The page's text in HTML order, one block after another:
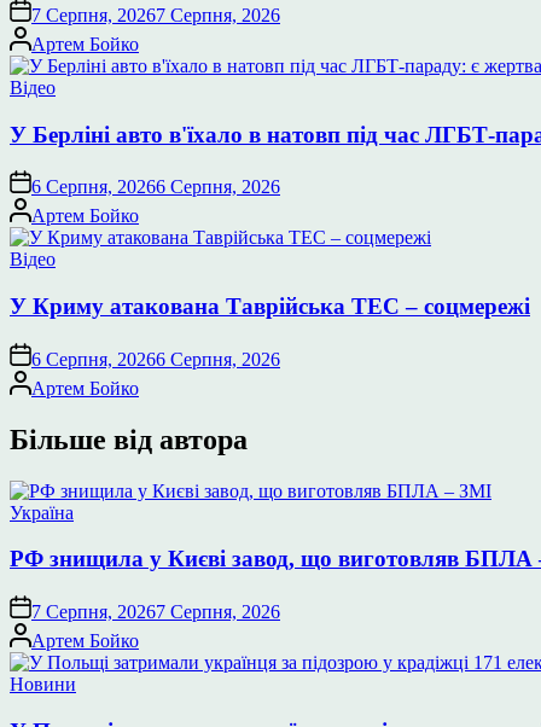
7 Серпня, 20267 Серпня, 2026
Опубліковано
Артем Бойко
Опублікувати
Відео
У Берліні авто в'їхало в натовп під час ЛГБТ-
6 Серпня, 20266 Серпня, 2026
Опубліковано
Артем Бойко
Опублікувати
Відео
У Криму атакована Таврійська ТЕС – соцмережі
6 Серпня, 20266 Серпня, 2026
Опубліковано
Артем Бойко
Більше від автора
Опублікувати
Україна
РФ знищила у Києві завод, що виготовляв БПЛА
7 Серпня, 20267 Серпня, 2026
Опубліковано
Артем Бойко
Опублікувати
Новини